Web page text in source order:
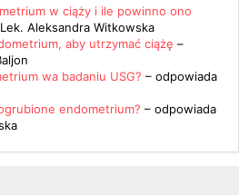
w ciąży i ile powinno ono
Lek. Aleksandra Witkowska
aby utrzymać ciążę –
wa badaniu USG? – odpowiada
endometrium? – odpowiada